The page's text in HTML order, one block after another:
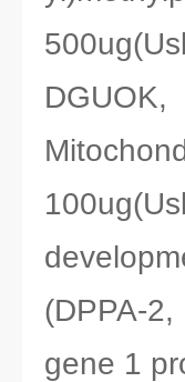
(DPPA-
gene 1